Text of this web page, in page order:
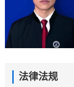
法律法规